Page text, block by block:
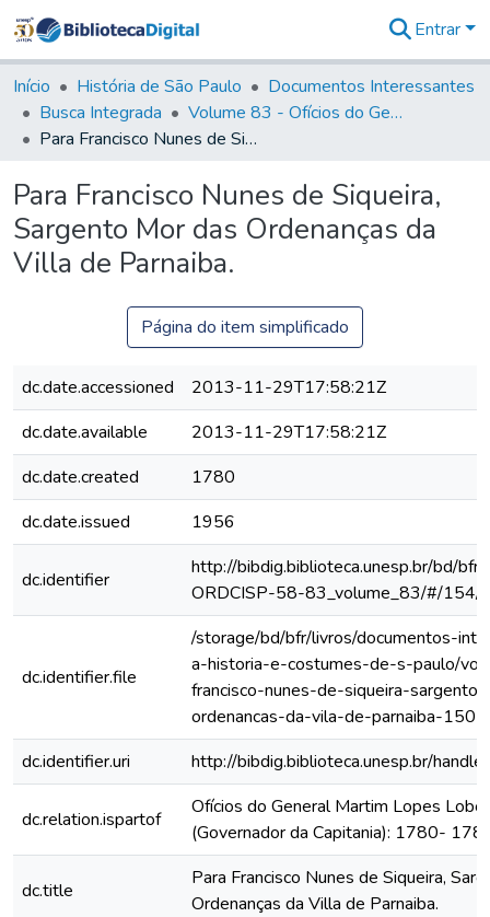
&
Coleções
Tudo na
Biblioteca
Estatísticas
Entrar
Início História de São Paulo
Documentos Interessantes
Busca Integrada
Volume 83 - Ofícios do General Martim Lopes Lobo de Saldanha (Governador da Capitania): 1780- 1782
Para Francisco Nunes de Siqueira, Sargento Mor das Ordenanças da Villa de Parnaiba.
Para Francisco Nunes de Siqueira,
Sargento Mor das Ordenanças da
Villa de Parnaiba.
Página do item simplificado
dc.date.accessioned
2013-11-29T17:58:21Z
dc.date.available
2013-11-29T17:58:21Z
dc.date.created
1780
dc.date.issued
1956
dc.identifier
http://bibdig.biblioteca.unesp.br/bd/
ORDCISP-58-83_volume_83/#/154/
dc.identifier.file
/storage/bd/bfr/livros/documentos-
a-historia-e-costumes-de-s-paulo/
francisco-nunes-de-siqueira-
ordenancas-da-vila-de-parnaiba-150
dc.identifier.uri
http://bibdig.biblioteca.unesp.br/
dc.relation.ispartof
Ofícios do General Martim Lopes Lobo
(Governador da Capitania): 1780-
dc.title
Para Francisco Nunes de Siqueira,
Ordenanças da Villa de Parnaiba.